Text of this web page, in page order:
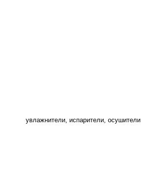
увлажнители, испарители, осушители